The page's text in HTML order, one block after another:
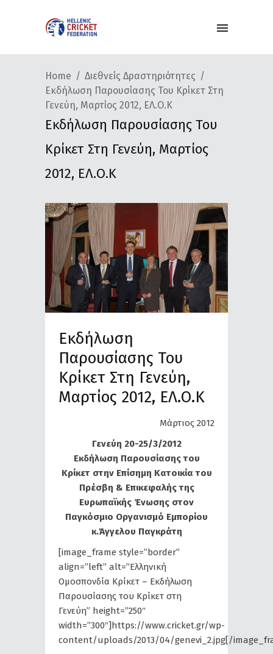
Home
Διεθνείς Δραστηριότητες
Εκδήλωση Παρουσίασης Του Κρίκετ Στη
Γενεύη, Μαρτίος 2012, ΕΛ.Ο.Κ
Εκδήλωση Παρουσίασης Του
Κρίκετ Στη Γενεύη, Μαρτίος
2012, ΕΛ.Ο.Κ
Εκδήλωση
Παρουσίασης Του
Κρίκετ Στη Γενεύη,
Μαρτίος 2012, ΕΛ.Ο.Κ
Μάρτιος 2012
Γενεύη 20-25/3/2012
Εκδήλωση Παρουσίασης του
Κρίκετ στην Επίσημη Κατοικία του
Πρέσβη & Επικεφαλής της
Ευρωπαϊκής Ένωσης στον
Παγκόσμιο Οργανισμό Εμπορίου
κ.Άγγελου Παγκράτη
[image_frame style=”border”
align=”left” alt=”Ελληνική
Ομοσπονδία Κρίκετ – Εκδήλωση
Παρουσίασης του Κρίκετ στη
Γενεύη” height=”250″
width=”300″]https://www.cricket.gr/wp-
content/uploads/2013/04/genevi_2.jpg[/